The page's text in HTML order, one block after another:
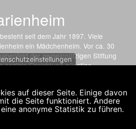
seit dem Jahr 1897. Viele
ein Mädchenheim. Vor ca. 30
der gemeinnützigen Stiftung
soziale Einrichtung günstige
Lernhilfe für Kinder und
an.
UND IMPRESSUMKONTAKT
auf dieser Seite. Einige davon
die Seite funktioniert. Andere
anonyme Statistik zu führen.